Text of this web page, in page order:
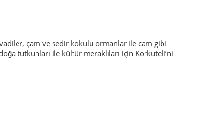
çam ve sedir kokulu ormanlar ile cam gibi
tutkunları ile kültür meraklıları için Korkuteli’ni